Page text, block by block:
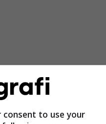
veprimeve hetimore
sa më efikas të
të këtyre
to use your